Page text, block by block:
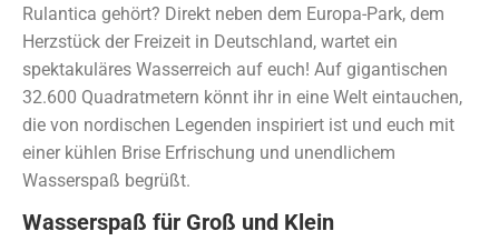
Rulantica gehört? Direkt neben dem Europa-Park, dem
Herzstück der Freizeit in Deutschland, wartet ein
spektakuläres Wasserreich auf euch! Auf gigantischen
32.600 Quadratmetern könnt ihr in eine Welt eintauchen,
die von nordischen Legenden inspiriert ist und euch mit
einer kühlen Brise Erfrischung und unendlichem
Wasserspaß begrüßt.
Wasserspaß für Groß und Klein